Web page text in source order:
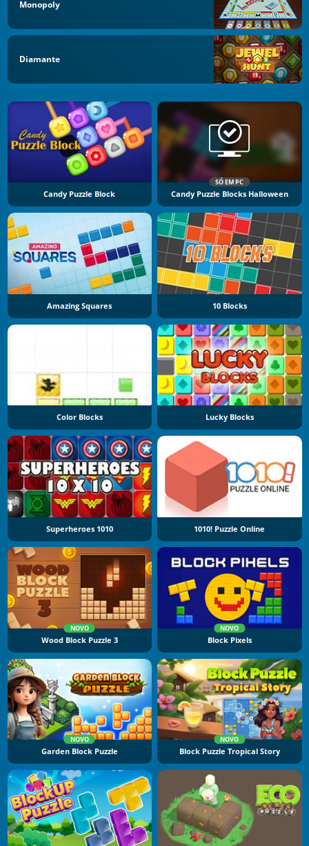
Monopoly
Diamante
Candy Puzzle Block
SÓ EM PC
Candy Puzzle Blocks Halloween
Amazing Squares 10 Blocks
Color Blocks Lucky Blocks
Superheroes 1010 1010! Puzzle Online
NOVO
Wood Block Puzzle 3
NOVO
Block Pixels
NOVO
Garden Block Puzzle
NOVO
Block Puzzle Tropical Story